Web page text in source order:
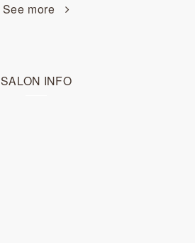
See more
SALON INFO